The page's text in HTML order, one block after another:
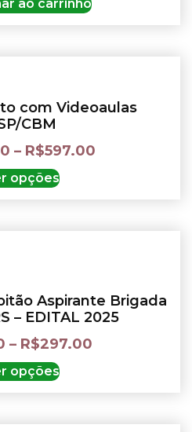
ao carrinho
com Videoaulas
CBM
– R$597.00
opções
Aspirante Brigada
– EDITAL 2025
– R$297.00
opções